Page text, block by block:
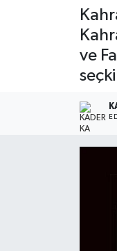
ve
Süper Lig
Son Dakika
Haber Arşivi